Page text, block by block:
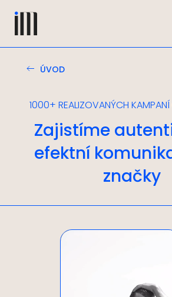
ÚVOD
1000+ REALIZOVANÝCH
Zajistíme
efektní
značky